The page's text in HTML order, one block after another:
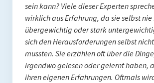
Mit Ei
Salate
Suppen
sein kann? Viele dieser Experten
wirklich aus Erfahrung, da sie selbst
übergewichtig oder stark
sich den Herausforderungen selbst
mussten. Sie erzählen oft über die
irgendwo gelesen oder gelernt haben,
ihren eigenen Erfahrungen. Oftmals